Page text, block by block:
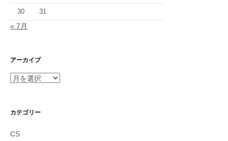
30 31
« 7月
アーカイブ
ア
イ
カテゴリー
CS